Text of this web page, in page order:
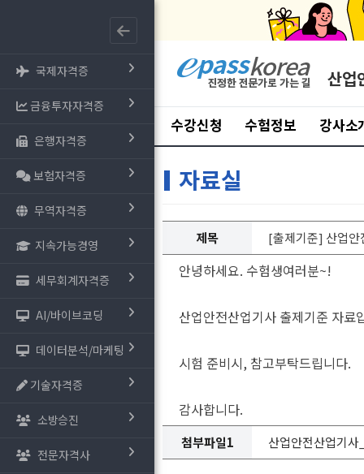
국제자격증
금융투자자격증
은행자격증
보험자격증
무역자격증
지속가능경영
세무회계자격증
AI/바이브코딩
데이터분석/마케팅
기술자격증
소방승진
전문자격사
산업
수강신청 수험정보 강사소
자료실
제목 [출제기준] 산업안
안녕하세요. 수험생여러분~!
산업안전산업기사 출제기준 자료
시험 준비시, 참고부탁드립니다.
감사합니다.
첨부파일1 산업안전산업기